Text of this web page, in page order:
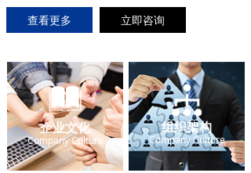
查看更多 立即咨询
企业文化
Company Culture
组织架构
Company Culture